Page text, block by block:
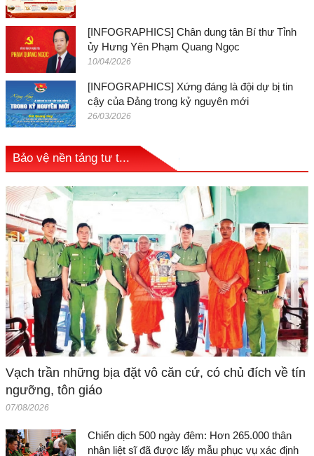
[INFOGRAPHICS] Chân dung tân Bí thư Tỉnh
ủy Hưng Yên Phạm Quang Ngọc
10/04/2026
[INFOGRAPHICS] Xứng đáng là đội dự bị tin
cậy của Đảng trong kỷ nguyên mới
26/03/2026
Bảo vệ nền tảng tư t...
Vạch trần những bịa đặt vô căn cứ, có chủ đích về tín
ngưỡng, tôn giáo
07/08/2026
Chiến dịch 500 ngày đêm: Hơn 265.000 thân
nhân liệt sĩ đã được lấy mẫu phục vụ xác định